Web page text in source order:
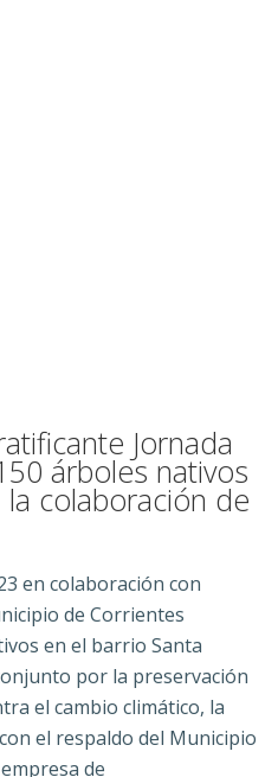
Jornada
árboles nativos
colaboración de
en colaboración con
de Corrientes
en el barrio Santa
por la preservación
el cambio climático, la
el respaldo del Municipio
de